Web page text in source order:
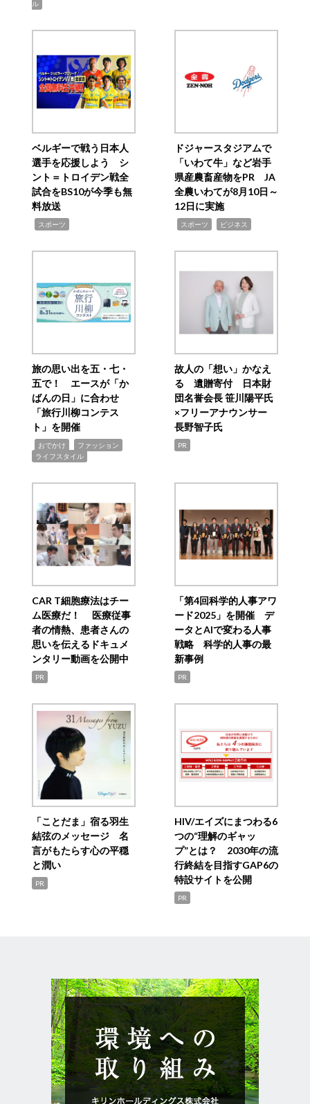
ル
ベルギーで戦う日本人
選手を応援しよう シ
ント＝トロイデン戦全
試合をBS10が今季も無
料放送
スポーツ
ドジャースタジアムで
「いわて牛」など岩手
県産農畜産物をPR JA
全農いわてが8月10日～
12日に実施
スポーツ ビジネス
旅の思い出を五・七・
五で！ エースが「か
ばんの日」に合わせ
「旅行川柳コンテス
ト」を開催
おでかけ ファッション
ライフスタイル
故人の「想い」かなえ
る 遺贈寄付 日本財
団名誉会長 笹川陽平氏
×フリーアナウンサー
長野智子氏
PR
CAR T細胞療法はチー
ム医療だ！ 医療従事
者の情熱、患者さんの
思いを伝えるドキュメ
ンタリー動画を公開中
PR
「第4回科学的人事アワ
ード2025」を開催 デ
ータとAIで変わる人事
戦略 科学的人事の最
新事例
PR
「ことだま」宿る羽生
結弦のメッセージ 名
言がもたらす心の平穏
と潤い
PR
HIV/エイズにまつわる6
つの“理解のギャッ
プ”とは？ 2030年の流
行終結を目指すGAP6の
特設サイトを公開
PR